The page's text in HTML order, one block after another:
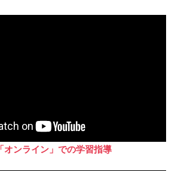
「オンライン」での学習指導